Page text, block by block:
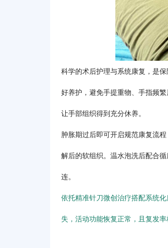
科学的术后护理与系统康复，是
好养护，避免手提重物、手指频
让手部组织得到充分休养。
肿胀期过后即可开启规范康复流
解后的软组织。温水泡洗后配合
连。
依托精准针刀微创治疗搭配系统
失，活动功能恢复正常，且复发